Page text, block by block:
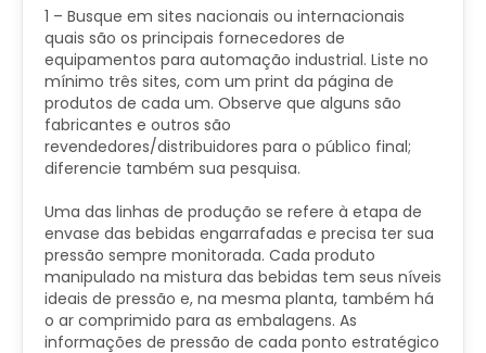
1 – Busque em sites nacionais ou internacionais
quais são os principais fornecedores de
equipamentos para automação industrial. Liste no
mínimo três sites, com um print da página de
produtos de cada um. Observe que alguns são
fabricantes e outros são
revendedores/distribuidores para o público final;
diferencie também sua pesquisa.
Uma das linhas de produção se refere à etapa de
envase das bebidas engarrafadas e precisa ter sua
pressão sempre monitorada. Cada produto
manipulado na mistura das bebidas tem seus níveis
ideais de pressão e, na mesma planta, também há
o ar comprimido para as embalagens. As
informações de pressão de cada ponto estratégico